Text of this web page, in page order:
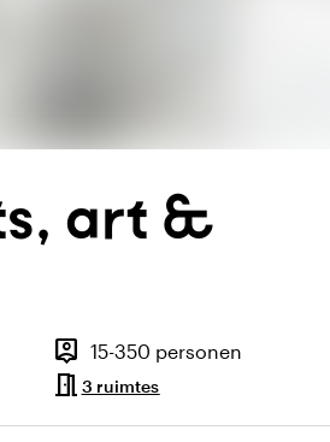
art &
person_pin
Capaciteit
15-350 personen
meeting_room 3 ruimtes